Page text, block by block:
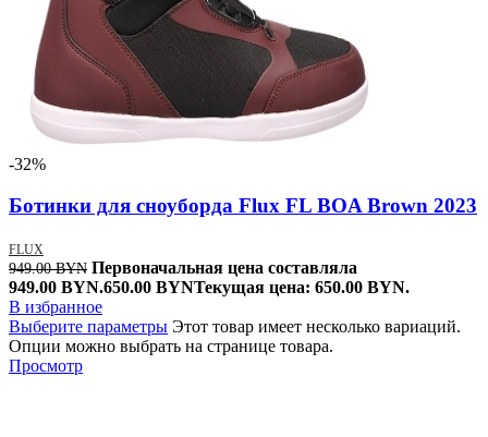
-32%
Ботинки для сноуборда Flux FL BOA Brown 2023
FLUX
949.00BYN Первоначальная цена составляла
949.00 BYN.650.00 BYNТекущая цена: 650.00 BYN.
В избранное
Выберите параметры Этот товар имеет несколько вариаций.
Опции можно выбрать на странице товара.
Просмотр